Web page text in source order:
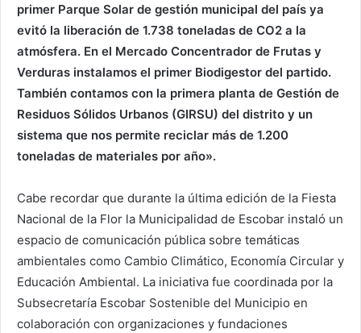
primer Parque Solar de gestión municipal del país ya
evitó la liberación de 1.738 toneladas de CO2 a la
atmósfera. En el Mercado Concentrador de Frutas y
Verduras instalamos el primer Biodigestor del partido.
También contamos con la primera planta de Gestión de
Residuos Sólidos Urbanos (GIRSU) del distrito y un
sistema que nos permite reciclar más de 1.200
toneladas de materiales por año».
Cabe recordar que durante la última edición de la Fiesta
Nacional de la Flor la Municipalidad de Escobar instaló un
espacio de comunicación pública sobre temáticas
ambientales como Cambio Climático, Economía Circular y
Educación Ambiental. La iniciativa fue coordinada por la
Subsecretaría Escobar Sostenible del Municipio en
colaboración con organizaciones y fundaciones